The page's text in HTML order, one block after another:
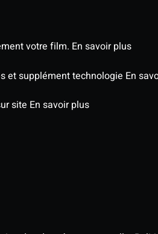
votre film. En savoir plus
et supplément technologie En
site En savoir plus